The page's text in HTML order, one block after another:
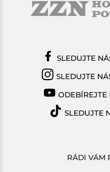
RÁDI VÁM
SLEDUJTE
SLEDUJTE
ODEBÍREJTE
SLEDUJTE